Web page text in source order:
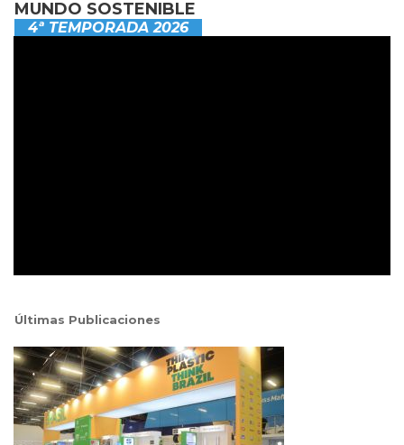
MUNDO SOSTENIBLE
4ª TEMPORADA 2026
Últimas Publicaciones